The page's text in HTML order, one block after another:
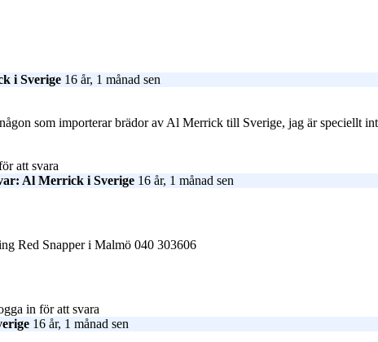
i Sverige 16 år, 1 månad sen
som importerar brädor av Al Merrick till Sverige, jag är speciellt
att svara
Al Merrick i Sverige 16 år, 1 månad sen
Red Snapper i Malmö 040 303606
in för att svara
16 år, 1 månad sen